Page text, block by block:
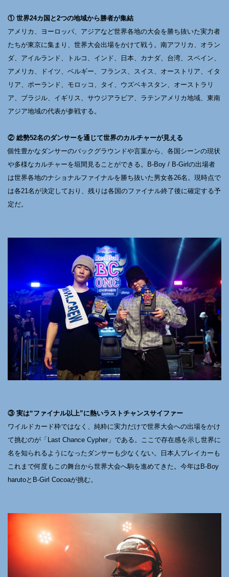
① 世界24カ国と2つの地域から勝者が集結
アメリカ、ヨーロッパ、アジアなど世界各地の大会を勝ち抜いた実力者
たちが東京に集まり、世界大会出場をかけて戦う。南アフリカ、オラン
ダ、アイルランド、トルコ、インド、日本、カナダ、台湾、スペイン、
アメリカ、ドイツ、ベルギー、フランス、スイス、オーストリア、イタ
リア、ポーランド、モロッコ、タイ、ウズベキスタン、オーストラリ
ア、ブラジル、イギリス、サウジアラビア、ラテンアメリカ地域、東南
アジア地域の代表が参戦する。
② 総勢52名のダンサーを通じて世界のカルチャーが見える
個性豊かなダンサーのバックグラウンドや言葉から、各国シーンの現状
や多様なカルチャーを垣間見ることができる。B-Boy / B-Girlの出場者
は世界各地のナショナルファイナルを勝ち抜いた男女各26名。現時点で
は各21名が決定しており、残りは各国のファイナル終了後に確定する予
定だ。
③ 実は“ファイナル以上”に熱いラストチャンスサイファー
ワイルドカード枠ではなく、純粋に実力だけで世界大会への出場をかけ
て挑むのが「Last Chance Cypher」である。ここで存在感を示し世界に
名を知られるようになったダンサーも少なくない。日本人ブレイカーも
これまで何度もこの舞台から世界大会へ駒を進めてきた。今年はB-Boy
harutoとB-Girl Cocoaが挑む。